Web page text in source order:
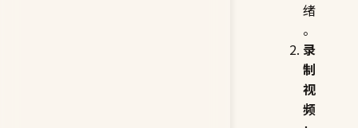
绪
。
录
制
视
频